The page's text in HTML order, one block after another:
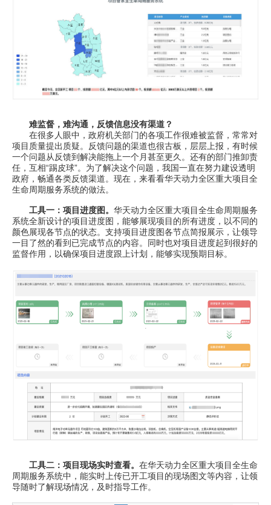
难监督，难沟通，反馈信息没有渠道？
在很多人眼中，政府机关部门的各项工作很难被监督，常常对
项目质量提出质疑。反馈问题的渠道也很古板，层层上报，有时候
一个问题从反馈到解决能拖上一个月甚至更久。还有的部门推卸责
任，互相“踢皮球”。为了解决这个问题，我国一直在努力建设透明
政府，畅通各类反馈渠道。现在，来看看华天动力全区重大项目全
生命周期服务系统的做法。
工具一：项目进度图。 华天动力全区重大项目全生命周期服务
系统全新设计的项目进度图，能够展现项目的所有进度，以不同的
颜色展现各节点的状态。支持项目进度图各节点简报展示，让领导
一目了然的看到已完成节点的内容。同时也对项目进度起到很好的
监督作用，以确保项目进度跟上计划，能够实现预期目标。
工具二：项目现场实时查看。 在华天动力全区重大项目全生命
周期服务系统中，能实时上传已开工项目的现场图文等内容，让领
导随时了解现场情况，及时指导工作。